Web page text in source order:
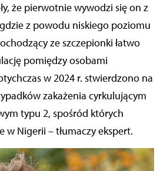
że pierwotnie wywodzi się on z
z powodu niskiego poziomu
ze szczepionki łatwo
pomiędzy osobami
w 2024 r. stwierdzono na
zakażenia cyrkulującym
typu 2, spośród których
w Nigerii – tłumaczy ekspert.